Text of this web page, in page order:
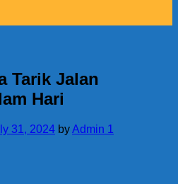
Tarik Jalan
Hari
31, 2024 byAdmin 1